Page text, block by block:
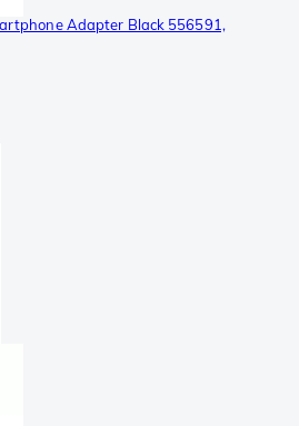
Adapter Black 556591,